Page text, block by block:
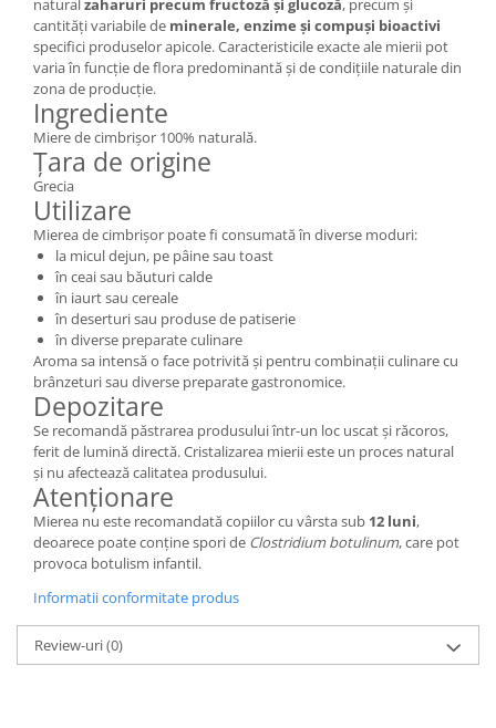
cantități variabile de minerale, enzime și compuși bioactivi
specifici produselor apicole. Caracteristicile exacte ale mierii pot
varia în funcție de flora predominantă și de condițiile naturale din
zona de producție.
Ingrediente
Miere de cimbrișor 100% naturală.
Țara de origine
Grecia
Utilizare
Mierea de cimbrișor poate fi consumată în diverse moduri:
la micul dejun, pe pâine sau toast
în ceai sau băuturi calde
în iaurt sau cereale
în deserturi sau produse de patiserie
în diverse preparate culinare
Aroma sa intensă o face potrivită și pentru combinații culinare cu
brânzeturi sau diverse preparate gastronomice.
Depozitare
Se recomandă păstrarea produsului într-un loc uscat și răcoros,
ferit de lumină directă. Cristalizarea mierii este un proces natural
și nu afectează calitatea produsului.
Atenționare
Mierea nu este recomandată copiilor cu vârsta sub 12 luni,
deoarece poate conține spori de Clostridium botulinum, care pot
provoca botulism infantil.
Informatii conformitate produs
Review-uri(0)